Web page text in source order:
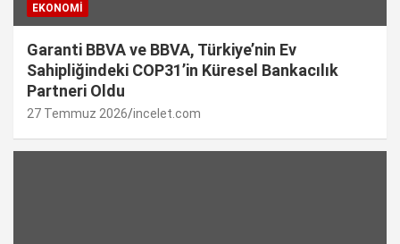
EKONOMI
Garanti BBVA ve BBVA, Türkiye’nin Ev
Sahipliğindeki COP31’in Küresel Bankacılık
Partneri Oldu
27 Temmuz 2026 incelet.com